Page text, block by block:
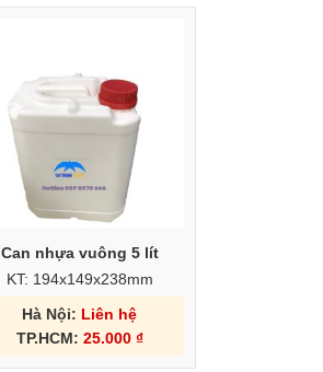
Can nhựa vuông 5 lít
KT: 194x149x238mm
Hà Nội: Liên hệ
TP.HCM: 25.000 ₫